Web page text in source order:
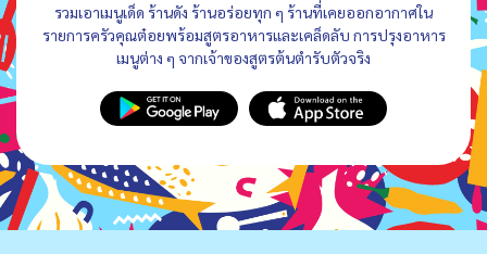
รวมเอาเมนูเด็ด ร้านดัง ร้านอร่อยทุก ๆ ร้านที่เคยออกอากาศใน
รายการครัวคุณต๋อยพร้อมสูตรอาหารและเคล็ดลับ การปรุงอาหาร
เมนูต่าง ๆ จากเจ้าของสูตรต้นตำรับตัวจริง